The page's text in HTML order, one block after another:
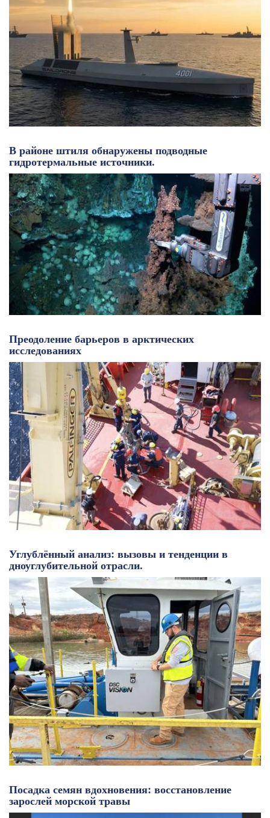
В районе штиля обнаружены подводные
гидротермальные источники.
Преодоление барьеров в арктических
исследованиях
Углублённый анализ: вызовы и тенденции в
дноуглубительной отрасли.
Посадка семян вдохновения: восстановление
зарослей морской травы